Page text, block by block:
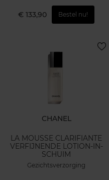
€ 133,90 Bestel nu!
CHANEL
LA MOUSSE CLARIFIANTE
VERFIJNENDE LOTION-IN-
SCHUIM
Gezichtsverzorging